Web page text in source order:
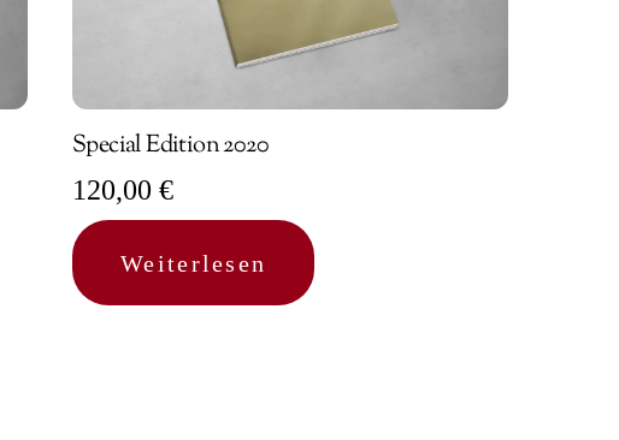
Special Edition 2020
120,00€
Weiterlesen